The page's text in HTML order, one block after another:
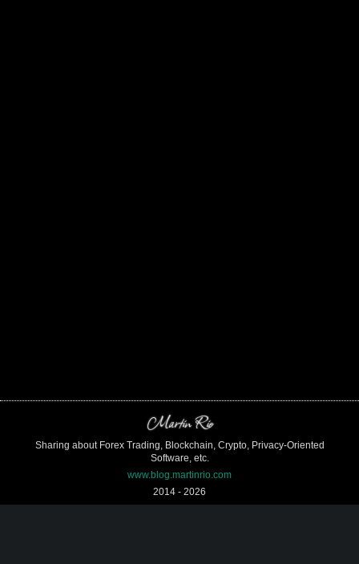
Martin Rio
Sharing about Forex Trading, Blockchain, Crypto, Privacy-Oriented
Software, etc.
www.blog.martinrio.com
2014 - 2026